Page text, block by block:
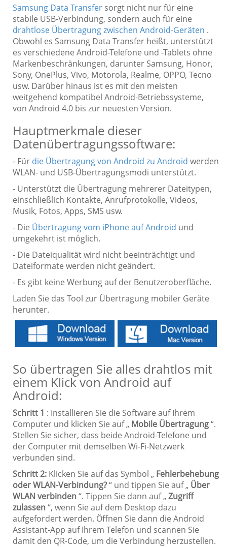
Samsung Data Transfer sorgt nicht nur für eine
stabile USB-Verbindung, sondern auch für eine
drahtlose Übertragung zwischen Android-Geräten .
Obwohl es Samsung Data Transfer heißt, unterstützt
es verschiedene Android-Telefone und -Tablets ohne
Markenbeschränkungen, darunter Samsung, Honor,
Sony, OnePlus, Vivo, Motorola, Realme, OPPO, Tecno
usw. Darüber hinaus ist es mit den meisten
weitgehend kompatibel Android-Betriebssysteme,
von Android 4.0 bis zur neuesten Version.
Hauptmerkmale dieser
Datenübertragungssoftware:
- Für die Übertragung von Android zu Android werden
WLAN- und USB-Übertragungsmodi unterstützt.
- Unterstützt die Übertragung mehrerer Dateitypen,
einschließlich Kontakte, Anrufprotokolle, Videos,
Musik, Fotos, Apps, SMS usw.
- Die Übertragung vom iPhone auf Android und
umgekehrt ist möglich.
- Die Dateiqualität wird nicht beeinträchtigt und
Dateiformate werden nicht geändert.
- Es gibt keine Werbung auf der Benutzeroberfläche.
Laden Sie das Tool zur Übertragung mobiler Geräte
herunter.
So übertragen Sie alles drahtlos mit
einem Klick von Android auf
Android:
Schritt 1 : Installieren Sie die Software auf Ihrem
Computer und klicken Sie auf „ Mobile Übertragung“.
Stellen Sie sicher, dass beide Android-Telefone und
der Computer mit demselben Wi-Fi-Netzwerk
verbunden sind.
Schritt 2: Klicken Sie auf das Symbol „ Fehlerbehebung
oder WLAN-Verbindung?“ und tippen Sie auf „ Über
WLAN verbinden“. Tippen Sie dann auf „Zugriff
zulassen“, wenn Sie auf dem Desktop dazu
aufgefordert werden. Öffnen Sie dann die Android
Assistant-App auf Ihrem Telefon und scannen Sie
damit den QR-Code, um die Verbindung herzustellen.